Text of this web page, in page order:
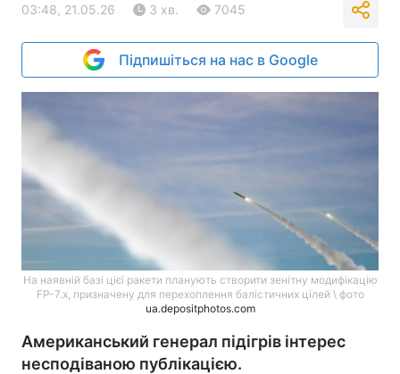
03:48, 21.05.26 3 хв. 7045
Підпишіться на нас в Google
На наявній базі цієї ракети планують створити зенітну модифікацію
FP-7.x, призначену для перехоплення балістичних цілей \ фото
ua.depositphotos.com
Американський генерал підігрів інтерес
несподіваною публікацією.